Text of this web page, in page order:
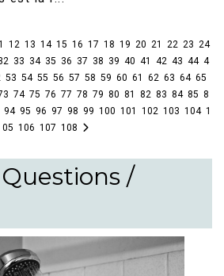
12 13 14 15 16 17 18 19 20 21 22 23 24
33 34 35 36 37 38 39 40 41 42 43 44 4
53 54 55 56 57 58 59 60 61 62 63 64 65
74 75 76 77 78 79 80 81 82 83 84 85 8
94 95 96 97 98 99 100 101 102 103 104 1
05 106 107 108
/